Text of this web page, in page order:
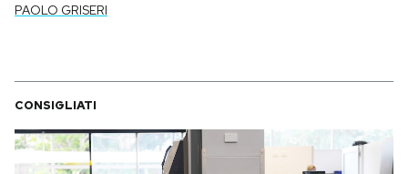
PAOLO GRISERI
CONSIGLIATI